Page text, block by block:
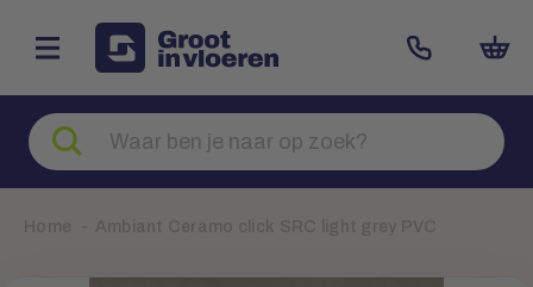
Zoeken
naar
producten
Home Ambiant Ceramo click SRC light grey PVC